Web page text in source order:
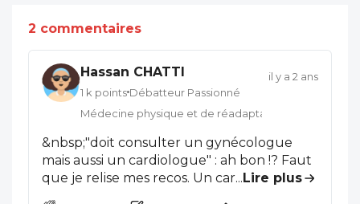
2 commentaires
Hassan CHATTI
1 k points Débatteur Passionné
Médecine physique et de réadaptation
il y a 2 ans
&nbsp;"doit consulter un gynécologue
mais aussi un cardiologue"​ : ah bon !? Faut
que je relise mes recos. Un cardiologue qui
... Lire plus